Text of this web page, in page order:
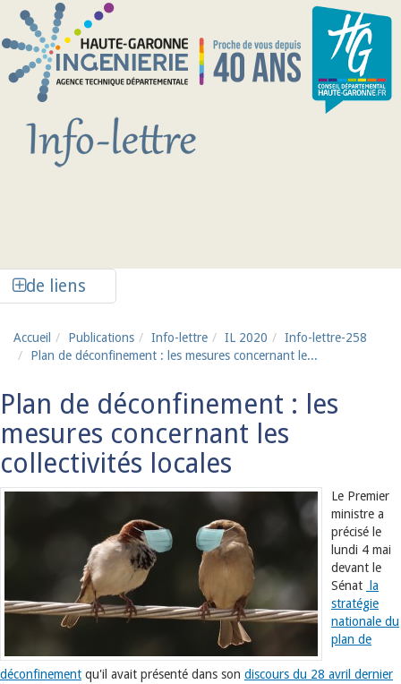
Aller au contenu principal
de liens
Accueil Publications Info-lettre IL 2020
Info-lettre-258
Plan de déconfinement : les mesures concernant le...
Plan de déconfinement : les
mesures concernant les
collectivités locales
Le Premier
ministre a
précisé le
lundi 4 mai
devant le
Sénat
la
stratégie
nationale du
plan de
déconfinement qu'il avait présenté dans son discours du 28 avril dernier